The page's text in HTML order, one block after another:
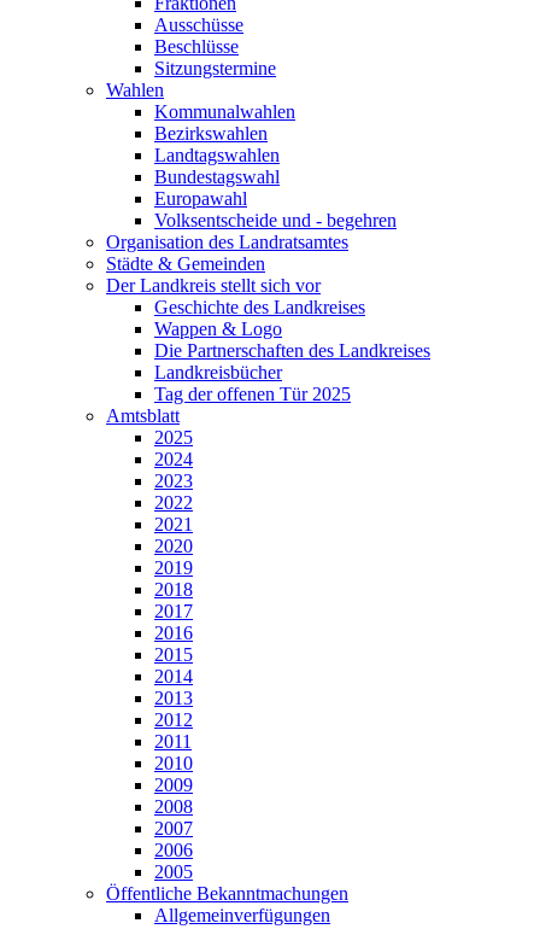
Ausschüsse
Beschlüsse
Sitzungstermine
Wahlen
Kommunalwahlen
Bezirkswahlen
Landtagswahlen
Bundestagswahl
Europawahl
Volksentscheide und - begehren
Organisation des Landratsamtes
Städte & Gemeinden
Der Landkreis stellt sich vor
Geschichte des Landkreises
Wappen & Logo
Die Partnerschaften des Landkreises
Landkreisbücher
Tag der offenen Tür 2025
Amtsblatt
2025
2024
2023
2022
2021
2020
2019
2018
2017
2016
2015
2014
2013
2012
2011
2010
2009
2008
2007
2006
2005
Öffentliche Bekanntmachungen
Allgemeinverfügungen